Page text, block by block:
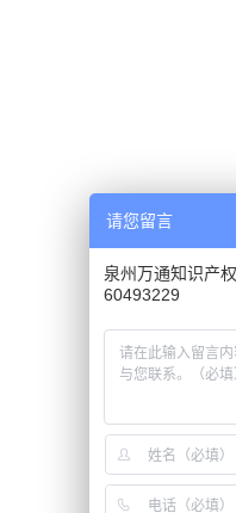
请您留言
泉州万通知识产
60493229